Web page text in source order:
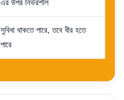
এর উপর নির্ভরশীল
সুবিধা থাকতে পারে, তবে ধীর হতে
পারে